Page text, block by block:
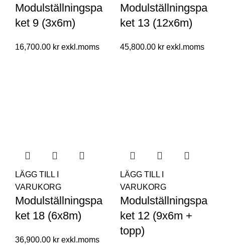
Modulställningspa
ket 9 (3x6m)
16,700.00 kr
Modulställningspa
ket 13 (12x6m)
45,800.00 kr
LÄGG TILL I
VARUKORG
Modulställningspa
ket 18 (6x8m)
36,900.00 kr
LÄGG TILL I
VARUKORG
Modulställningspa
ket 12 (9x6m +
topp)